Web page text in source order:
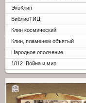
ЭкоКлин
БиблиоТИЦ
Клин космический
Клин, пламенем объятый
Народное ополчение
1812. Война и мир